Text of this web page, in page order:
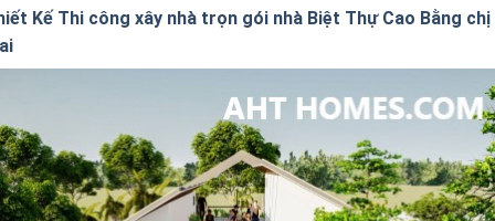
Kế Thi công xây nhà trọn gói nhà Biệt Thự Cao Bằng chị